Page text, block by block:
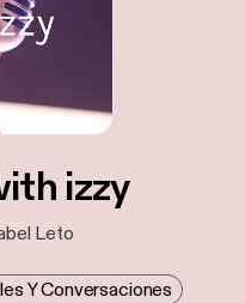
izzy
Leto
Y Conversaciones